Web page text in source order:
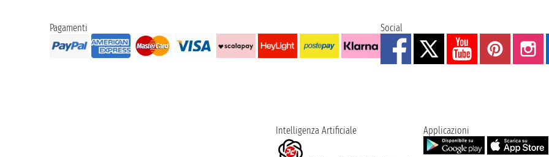
Pagamenti Social
Intelligenza Artificiale
Applicazioni